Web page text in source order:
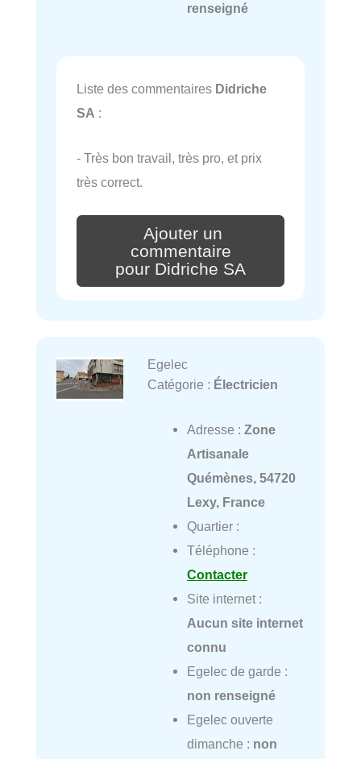
renseigné
Liste des commentaires Didriche
SA :
- Très bon travail, très pro, et prix
très correct.
Ajouter un
commentaire
pour Didriche SA
Egelec
Catégorie : Électricien
Adresse : Zone
Artisanale
Quémènes, 54720
Lexy, France
Quartier :
Téléphone :
Contacter
Site internet :
Aucun site internet
connu
Egelec de garde :
non renseigné
Egelec ouverte
dimanche : non